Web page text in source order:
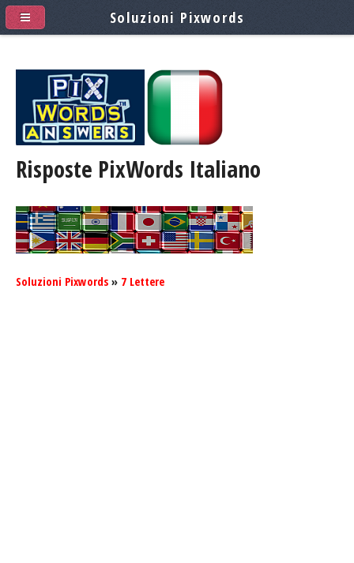
Risposte PixWords Italiano
Soluzioni Pixwords » 7 Lettere
Soluzioni Pixwords